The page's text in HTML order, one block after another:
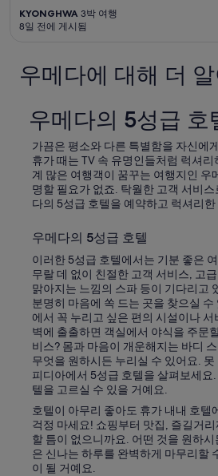
KYONGHWA 3박 여행
8일 전에 게시됨
우메다에 대해 더
우메다의 5성급 호
가끔은 평소와 다른 특별함을 자신에
휴가 때는 TV 속 유명인들처럼 럭셔
계 많은 여행객이 꿈꾸는 여행지인 우
명할 필요가 없죠. 탁월한 고객 서비
다의 5성급 호텔을 예약하고 럭셔리
우메다의 5성급 호텔
이러한 5성급 호텔에서는 기분 좋은
무랄 데 없이 친절한 고객 서비스, 고
맑아지는 느낌의 스파 등이 기다리고
분명히 마음에 쏙 드는 곳을 찾으실
에서 꼭 누리고 싶은 편의 시설이나
벽에 출출하면 객실에서 야식을 주문
비스? 몸과 마음이 개운해지는 바디
무엇을 원하시든 누리실 수 있어요.
피디아에서 5성급 호텔을 살펴보세요
텔을 고르실 수 있을 거예요.
호텔이 아무리 좋아도 휴가 내내 호텔
걱정 마세요! 쇼핑부터 맛집, 즐길거
할 틈이 없으니까요. 어떤 것을 원하
은 신나는 하루를 완벽하게 마무리할
이 될 거예요.